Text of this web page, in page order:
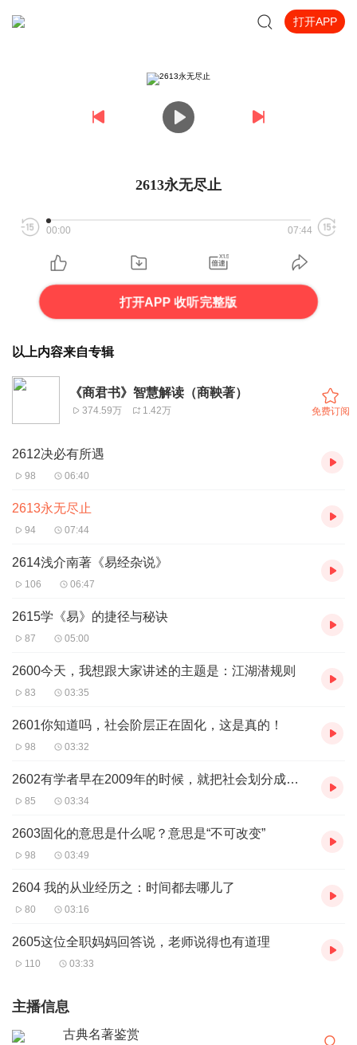
打开APP
2613永无尽止
00:00 07:44
打开APP 收听完整版
以上内容来自专辑
《商君书》智慧解读（商鞅著）
374.59万 1.42万 免费订阅
2612决必有所遇
98 06:40
2613永无尽止
94 07:44
2614浅介南著《易经杂说》
106 06:47
2615学《易》的捷径与秘诀
87 05:00
2600今天，我想跟大家讲述的主题是：江湖潜规则
83 03:35
2601你知道吗，社会阶层正在固化，这是真的！
98 03:32
2602有学者早在2009年的时候，就把社会划分成了十个阶层
85 03:34
2603固化的意思是什么呢？意思是“不可改变”
98 03:49
2604 我的从业经历之：时间都去哪儿了
80 03:16
2605这位全职妈妈回答说，老师说得也有道理
110 03:33
主播信息
古典名著鉴赏